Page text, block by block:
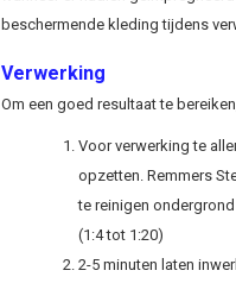
beschermende kleding tijdens
Verwerking
Om een goed resultaat te
Voor verwerking te
opzetten. Remmers
te reinigen
(1:4 tot 1:20)
2-5 minuten laten